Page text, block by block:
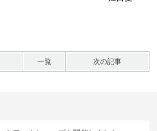
一覧 次の記事